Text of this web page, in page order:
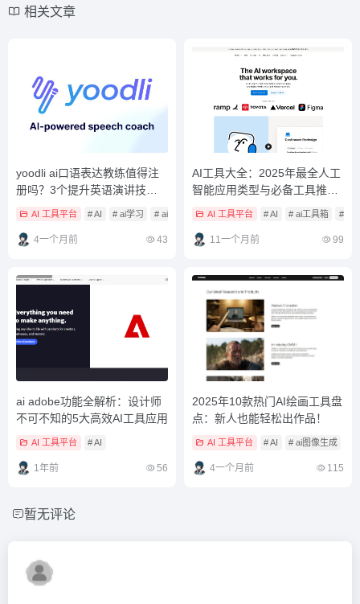
相关文章
yoodli ai口语表达教练值得注
册吗？3个提升英语演讲技巧
的关键优势解析
AI 工具平台 # AI # ai学习 # ai学习工具
4一个月前 43
AI工具大全：2025年最全人工
智能应用类型与必备工具推荐
（懒人包）
AI 工具平台 # AI # ai工具箱 # ai
11一个月前 99
ai adobe功能全解析：设计师
不可不知的5大高效AI工具应用
AI 工具平台 # AI
1年前 56
2025年10款热门AI绘画工具盘
点：新人也能轻松出作品！
AI 工具平台 # AI # ai图像生成
4一个月前 115
暂无评论